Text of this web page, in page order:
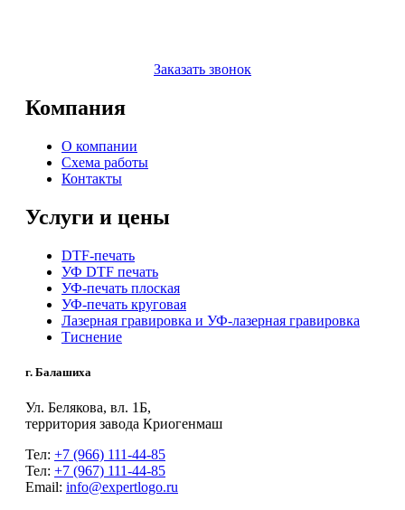
Заказать звонок
Компания
О компании
Схема работы
Контакты
Услуги и цены
DTF-печать
УФ DTF печать
УФ-печать плоская
УФ-печать круговая
Лазерная гравировка и УФ-лазерная гравировка
Тиснение
г. Балашиха
Ул. Белякова, вл. 1Б,
территория завода Криогенмаш
Тел: +7 (966) 111-44-85
Тел: +7 (967) 111-44-85
Email: info@expertlogo.ru